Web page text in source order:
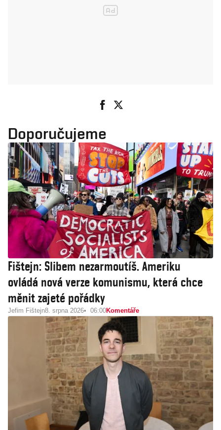
Doporučujeme
Fištejn: Slibem nezarmoutíš. Ameriku
ovládá nová verze komunismu, která chce
měnit zajeté pořádky
Jefim Fištejn8. srpna 2026 06:00Komentáře